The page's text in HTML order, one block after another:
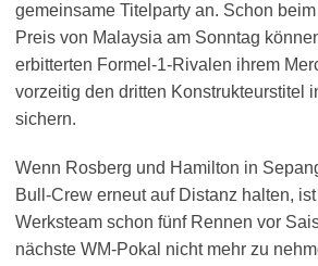
gemeinsame Titelparty an. Schon
Preis von Malaysia am Sonntag
erbitterten Formel-1-Rivalen ihrem
vorzeitig den dritten Konstrukteurstitel
sichern.
Wenn Rosberg und Hamilton in
Bull-Crew erneut auf Distanz halten,
Werksteam schon fünf Rennen vor
nächste WM-Pokal nicht mehr zu